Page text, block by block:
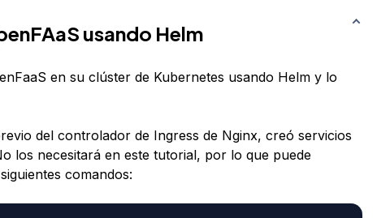
usando Helm
en su clúster de Kubernetes usando Helm y lo
del controlador de Ingress de Nginx, creó servicios
los necesitará en este tutorial, por lo que puede
comandos: